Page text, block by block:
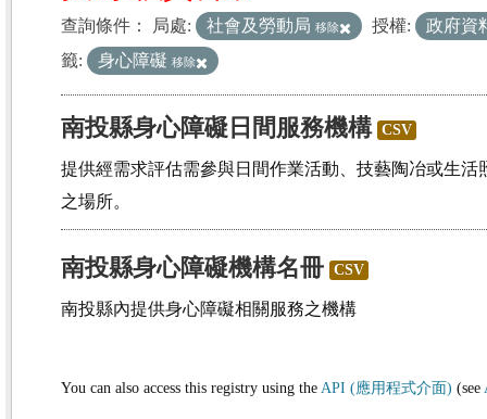
查詢條件： 局處: 社會及勞動局 移除 授權:
政府資
籤:
身心障礙 移除
南投縣身心障礙日間服務機構 CSV
提供經需求評估需參與日間作業活動、技藝陶冶或生
之場所。
南投縣身心障礙機構名冊 CSV
南投縣內提供身心障礙相關服務之機構
You can also access this registry using the API (應用程式介面) (see